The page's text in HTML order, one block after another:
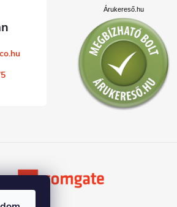
Árukereső.hu